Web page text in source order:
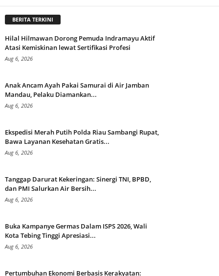
BERITA TERKINI
Hilal Hilmawan Dorong Pemuda Indramayu Aktif
Atasi Kemiskinan lewat Sertifikasi Profesi
Aug 6, 2026
Anak Ancam Ayah Pakai Samurai di Air Jamban
Mandau, Pelaku Diamankan...
Aug 6, 2026
Ekspedisi Merah Putih Polda Riau Sambangi Rupat,
Bawa Layanan Kesehatan Gratis...
Aug 6, 2026
Tanggap Darurat Kekeringan: Sinergi TNI, BPBD,
dan PMI Salurkan Air Bersih...
Aug 6, 2026
Buka Kampanye Germas Dalam ISPS 2026, Wali
Kota Tebing Tinggi Apresiasi...
Aug 6, 2026
Pertumbuhan Ekonomi Berbasis Kerakyatan: